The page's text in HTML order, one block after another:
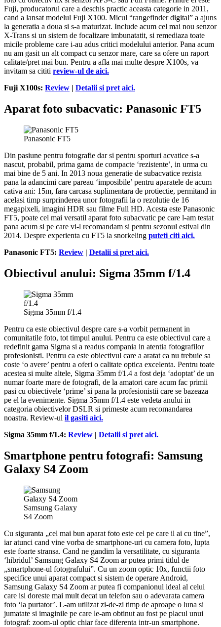
Fuji, producatorul care a deschis practic aceasta categorie in 2011,
cand a lansat modelul Fuji X100. Micul “rangefinder digital” a ajuns
la generatia a doua si s-a maturizat. Include acum cel mai nou senzor
X-Trans si un sistem de focalizare imbunatatit, si remediaza toate
micile probleme care i-au adus critici modelului anterior. Pana acum
nu am gasit un alt compact cu senzor mare, care sa ofere un raport
calitate/pret mai bun. Pentru a afla mai multe despre X100s, va
invitam sa cititi review-ul de aici.
Fuji X100s: Review | Detalii si pret aici.
Aparat foto subacvatic: Panasonic FT5
Panasonic FT5
Din pasiune pentru fotografie dar si pentru sporturi acvatice s-a
nascut, probabil, prima gama de compacte ‘rezistente’, in urma cu
mai bine de 5 ani. In 2013 noua generatie de subacvatice rezista
pana la adancimi care pareau ‘imposibile’ pentru aparatele de acum
cativa ani: 15m, fara carcasa suplimentara de protiectie, permitand in
acelasi timp surprinderea unor fotografii la o rezolutie de 16
megapixeli, imagini HDR sau filme Full HD. Acesta este Panasonic
FT5, poate cel mai versatil aparat foto subacvatic pe care l-am testat
pana acum si pe care vi-l recomandam si pentru sezonul estival din
2014. Despre experienta cu FT5 la snorkeling puteti citi aici.
Panasonic FT5: Review | Detalii si pret aici.
Obiectivul anului: Sigma 35mm f/1.4
Sigma 35mm f/1.4
Pentru ca este obiectivul despre care s-a vorbit permanent in
comunitatile foto, tot timpul anului. Pentru ca este obiectivul care a
redefinit gama Sigma si a readus compania in atentia fotografilor
profesionisti. Pentru ca este obiectivul care a aratat ca nu trebuie sa
coste ‘o avere’ pentru a oferi o calitate optica excelenta. Pentru toate
acestea si multe altele, Sigma 35mm f/1.4 a fost deja ‘adoptat’ de un
numar foarte mare de fotografi, de la amatori care acum fac primii
pasi cu obiectivele ‘prime’ si pana la profesionistii care se bazeaza
pe el la evenimente. Sigma 35mm f/1.4 este vedeta anului in
categoria obiectivelor DSLR si primeste acum recomandarea
noastra. Review-ul il gasiti aici.
Sigma 35mm f/1.4: Review | Detalii si pret aici.
Smartphone pentru fotografi: Samsung
Galaxy S4 Zoom
Samsung Galaxy
S4 Zoom
Cu siguranta „cel mai bun aparat foto este cel pe care il ai cu tine”,
iar atunci cand vine vorba de smartphone-uri cu camera foto, lupta
este foarte stransa. Cand ne gandim la versatilitate, cu siguranta
‘hibridul’ Samsung Galaxy S4 Zoom ar putea primi titlul de
„smartphone-ul fotografului”. Cu un zoom optic 10x, functii foto
specifice unui aparat compact si sistem de operare Android,
Samsung Galaxy S4 Zoom ar putea fi companionul ideal al celui
care isi doreste mai mult decat un telefon sau o adevarata camera
foto ‘la purtator’. L-am utilizat zi-de-zi timp de aproape o luna si
jumatate si imaginile pe care le-am obtinut au fost pe placul unui
fotograf: zoom-ul optic chiar face diferenta intr-un smartphone.